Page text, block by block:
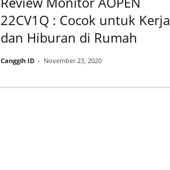
22CV1Q : Cocok untuk Kerja
dan Hiburan di Rumah
Canggih ID - November 23, 2020